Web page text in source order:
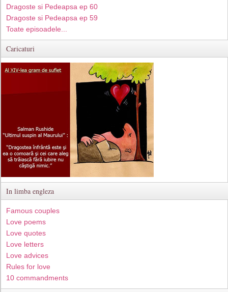
Dragoste si Pedeapsa ep 60
Dragoste si Pedeapsa ep 59
Toate episoadele...
Caricaturi
In limba engleza
Famous couples
Love poems
Love quotes
Love letters
Love advices
Rules for love
10 commandments